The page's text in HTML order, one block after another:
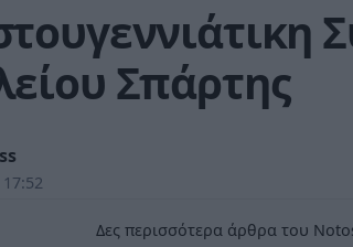
Σπάρτης
Δες περισσότερα άρθρα του